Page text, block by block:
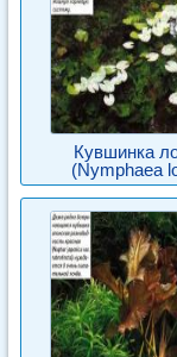
Кувшинка
(Nymphaea